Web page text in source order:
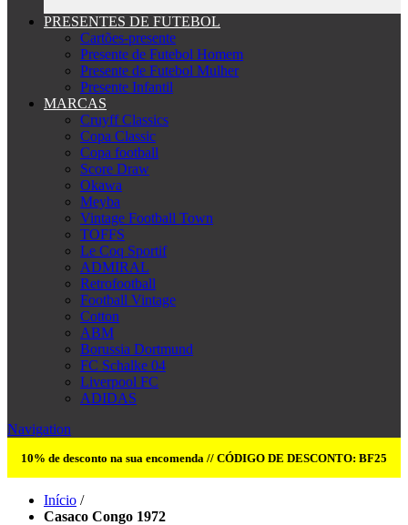
PRESENTES DE FUTEBOL
Cartões-presente
Presente de Futebol Homem
Presente de Futebol Mulher
Presente Infantil
MARCAS
Cruyff Classics
Copa Classic
Copa football
Score Draw
Okawa
Meyba
Vintage Football Town
TOFFS
Le Coq Sportif
ADMIRAL
Retrofootball
Football Vintage
Cotton
ABM
Borussia Dortmund
FC Schalke 04
Liverpool FC
ADIDAS
Navigation
10% de desconto na sua encomenda // CÓDIGO DE DESCONTO: BF25
Início /
Casaco Congo 1972